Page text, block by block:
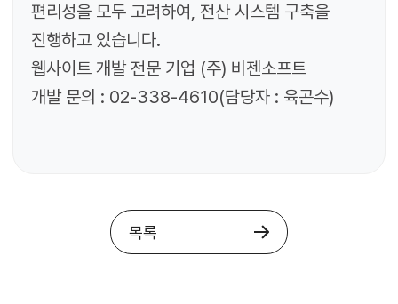
편리성을 모두 고려하여, 전산 시스템 구축을
진행하고 있습니다.
웹사이트 개발 전문 기업 (주) 비젠소프트
개발 문의 : 02-338-4610(담당자 : 육곤수)
목록